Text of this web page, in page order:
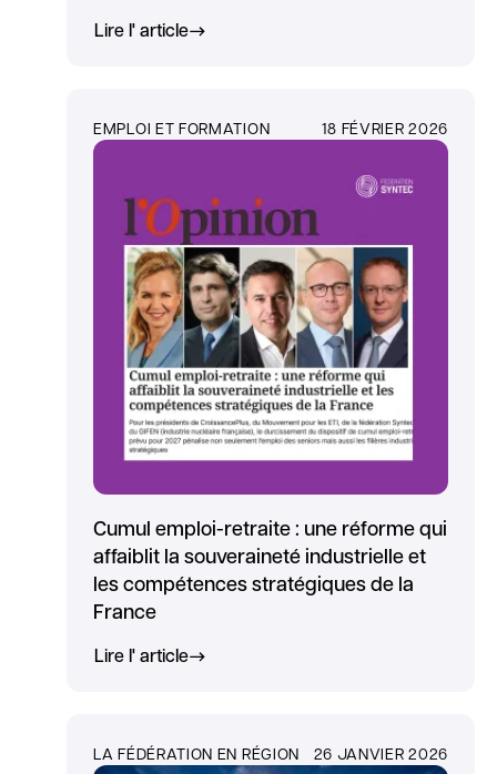
Lire l' article
EMPLOI ET FORMATION 18 FÉVRIER 2026
Cumul emploi-retraite : une réforme qui
affaiblit la souveraineté industrielle et
les compétences stratégiques de la
France
Lire l' article
LA FÉDÉRATION EN RÉGION 26 JANVIER 2026